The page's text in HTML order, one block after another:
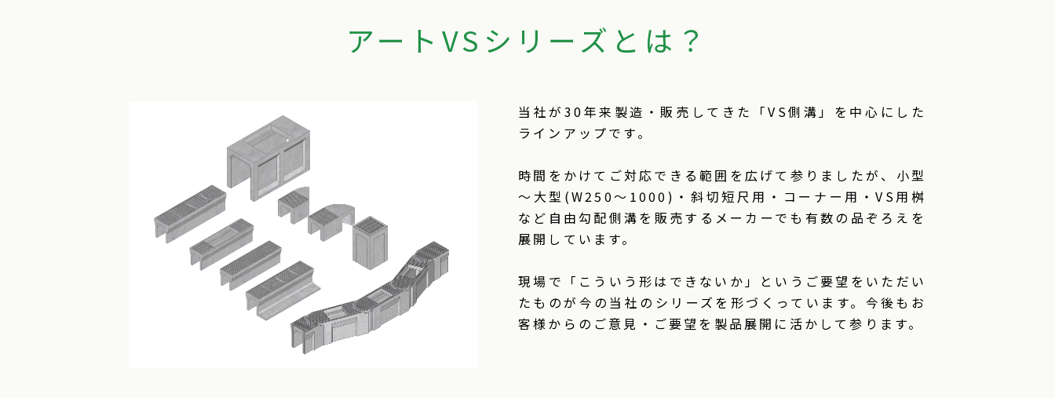
アートVSシリーズとは？
当社が30年来製造・販売してきた「VS側溝」を中心にした
ラインアップです。
時間をかけてご対応できる範囲を広げて参りましたが、小型
～大型(W250～1000)・斜切短尺用・コーナー用・VS用桝
など自由勾配側溝を販売するメーカーでも有数の品ぞろえを
展開しています。
現場で「こういう形はできないか」というご要望をいただい
たものが今の当社のシリーズを形づくっています。今後もお
客様からのご意見・ご要望を製品展開に活かして参ります。